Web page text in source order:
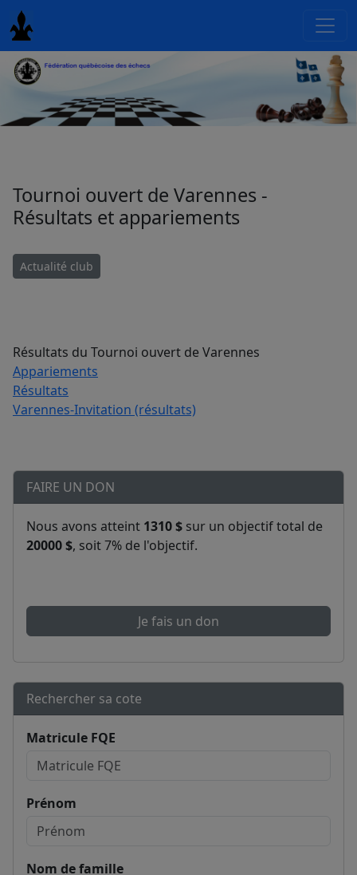
Tournoi ouvert de Varennes -
Résultats et appariements
Actualité club
Résultats du Tournoi ouvert de Varennes
Appariements
Résultats
Varennes-Invitation (résultats)
FAIRE UN DON
Nous avons atteint 1310 $ sur un objectif total de
20000 $, soit 7% de l'objectif.
Je fais un don
Rechercher sa cote
Matricule FQE
Prénom
Nom de famille